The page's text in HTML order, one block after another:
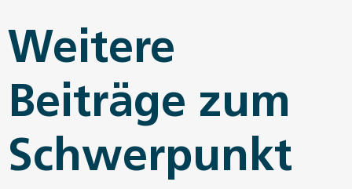
Weitere
Beiträge zum
Schwerpunkt